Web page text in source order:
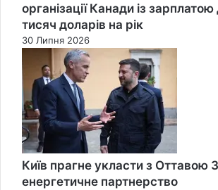
організації Канади із
тисяч доларів на рік
30 Липня 2026
Київ прагне укласти з Оттавою
енергетичне партнерство